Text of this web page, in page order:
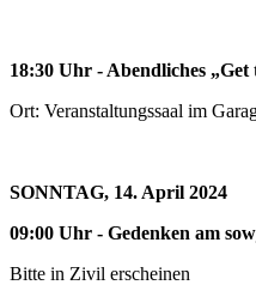
18:30 Uhr - Abendliches „Get
Ort: Veranstaltungssaal im
SONNTAG, 14. April 2024
09:00 Uhr - Gedenken am
Bitte in Zivil erscheinen